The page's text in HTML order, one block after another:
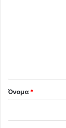
Όνομα *